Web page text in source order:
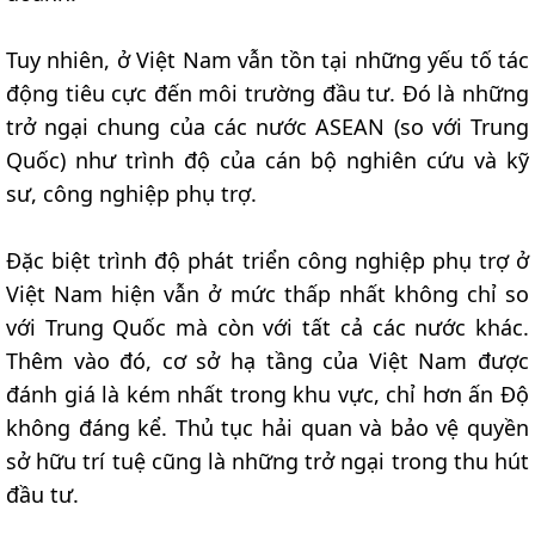
Tuy nhiên, ở Việt Nam vẫn tồn tại những yếu tố tác
động tiêu cực đến môi trường đầu tư. Đó là những
trở ngại chung của các nước ASEAN (so với Trung
Quốc) như trình độ của cán bộ nghiên cứu và kỹ
sư, công nghiệp phụ trợ.
Đặc biệt trình độ phát triển công nghiệp phụ trợ ở
Việt Nam hiện vẫn ở mức thấp nhất không chỉ so
với Trung Quốc mà còn với tất cả các nước khác.
Thêm vào đó, cơ sở hạ tầng của Việt Nam được
đánh giá là kém nhất trong khu vực, chỉ hơn ấn Độ
không đáng kể. Thủ tục hải quan và bảo vệ quyền
sở hữu trí tuệ cũng là những trở ngại trong thu hút
đầu tư.